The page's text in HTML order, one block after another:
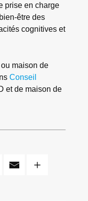
prise en charge
être des
cognitives et
maison de
Conseil
et de maison de